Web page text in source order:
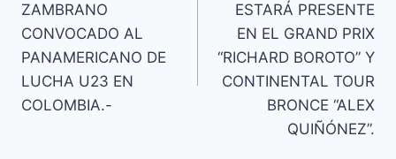
ZAMBRANO
CONVOCADO AL
PANAMERICANO DE
LUCHA U23 EN
COLOMBIA.-
ESTARÁ PRESENTE
EN EL GRAND PRIX
“RICHARD BOROTO” Y
CONTINENTAL TOUR
BRONCE “ALEX
QUIÑÓNEZ”.